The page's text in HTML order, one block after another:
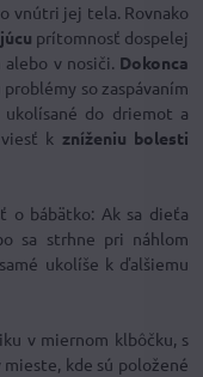
vnútri jej tela. Rovnako
prítomnosť dospelej
alebo v nosiči. Dokonca
so zaspávaním
ukolísané do driemot a
viesť k zníženiu bolesti
o bábätko: Ak sa dieťa
sa strhne pri náhlom
ukolíše k ďalšiemu
v miernom klbôčku, s
mieste, kde sú položené